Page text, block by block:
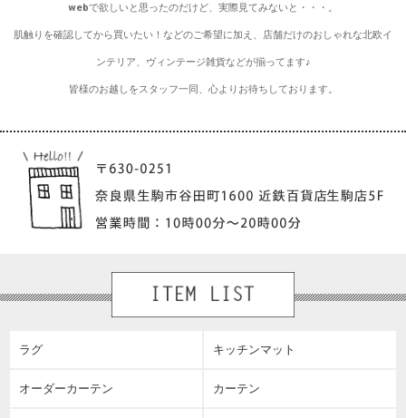
webで欲しいと思ったのだけど、実際見てみないと・・・。
肌触りを確認してから買いたい！などのご希望に加え、店舗だけのおしゃれな北欧イ
ンテリア、ヴィンテージ雑貨などが揃ってます♪
皆様のお越しをスタッフ一同、心よりお待ちしております。
ラグ キッチンマット
オーダーカーテン カーテン